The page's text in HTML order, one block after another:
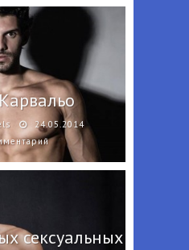
24.05.2014
сексуальных